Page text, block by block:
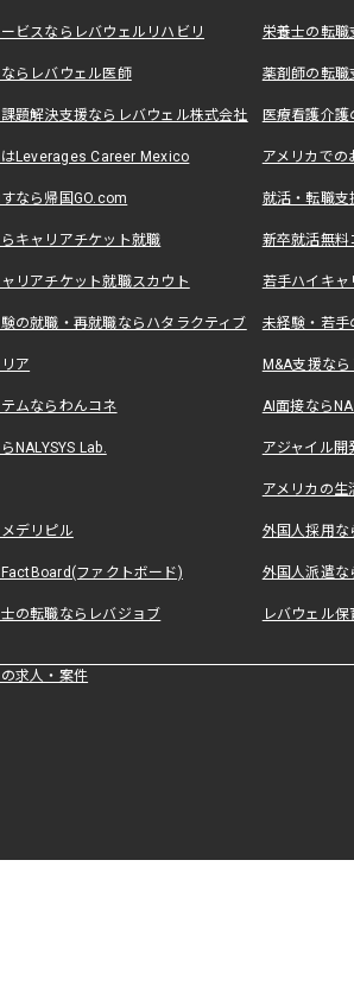
ビスならレバウェルリハビリ 栄養士の転
らレバウェル医師 薬剤師の転
題解決支援ならレバウェル株式会社 医療看護介
Leverages Career Mexico アメリカで
なら帰国GO.com 就活・転職
キャリアチケット就職 新卒就活無料
リアチケット就職スカウト 若手ハイキ
の就職・再就職ならハタラクティブ 未経験・若手
ア M&A支援な
ムならわんコネ AI面接なら
NALYSYS Lab. アジャイル
アメリカの
デリピル 外国人採用
ファクトボード) 外国人派遣な
の転職ならレバジョブ レバウェル
求人・案件